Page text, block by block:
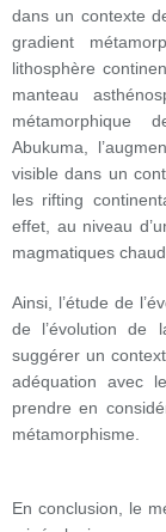
dans un contexte
gradient
lithosphère
manteau
métamorphique
Abukuma,
visible dans un
les rifting
effet, au niveau
magmatiques
Ainsi, l’étude de
de l’évolution de
suggérer un
adéquation avec
prendre en
métamorphisme.
En conclusion, le